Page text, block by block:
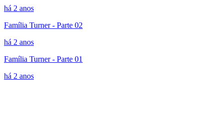
há 2 anos
Família Turner - Parte 02
há 2 anos
Família Turner - Parte 01
há 2 anos